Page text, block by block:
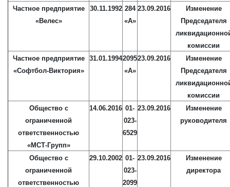
Частное предприятие
«Велес»
30.11.1992 284
«А»
23.09.2016
Изменение
Председателя
комиссии
Частное предприятие
«Софтбол-Виктория»
31.01.19942095
«А»
23.09.2016
Изменение
Председателя
комиссии
Общество с
ограниченной
ответственностью
«МСТ-Групп»
14.06.2016 01-
023-
6529
23.09.2016
Изменение
руководителя
Общество с
ограниченной
ответственностью
29.10.2002 01-
023-
2099
23.09.2016
Изменение
директора